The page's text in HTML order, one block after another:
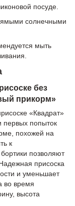
посуде.
солнечными
мыть
без
прикорм»
«Квадрат»
первых попыток
похожей на
к
позволяют
присоска
и уменьшает
во время
высота